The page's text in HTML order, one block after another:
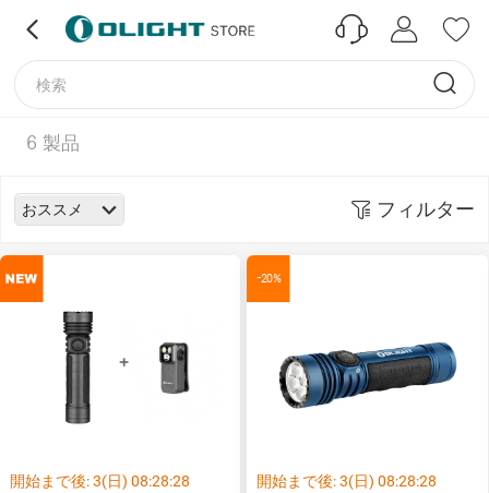
6 製品
おススメ フィルター
開始まで後:3(日) 08:28:28
-20%
開始まで後: 3(日)08:28:28